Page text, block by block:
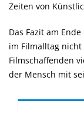
Zeiten von
Das Fazit am
im Filmalltag
Filmschaffenden
der Mensch mit